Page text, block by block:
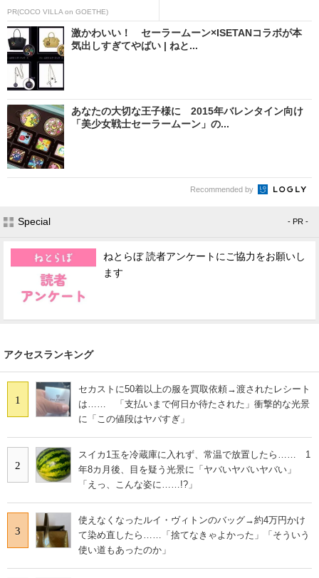
PR(COCO VILLA on GOETHE)
激かわいい！ セーラームーン×ISETANコラボが本
気出しすぎてやばい | ねと...
あなたの大切な王子様に 2015年バレンタイン向け
「美少女戦士セーラームーン」の...
Recommended by
Special - PR -
ねとらぼ 読者アンケートにご協力をお願いし
ます
アクセスランキング
1
セカストに50着以上の服を買取依頼→渡されたレシート
は…… 「支払いまで何日か待たされた」衝撃的な光景
に「この値段はヤバすぎ」
2
スイカ1玉を冷蔵庫に入れず、常温で放置したら…… 1
年8カ月後、目を疑う光景に「ヤバいヤバいヤバい」
「えっ、こんな姿に……!?」
3
使えなくなったルイ・ヴィトンのバッグ→約4万円かけ
て染め直したら……「捨てなきゃよかった」「そういう
使い道もあったのか」